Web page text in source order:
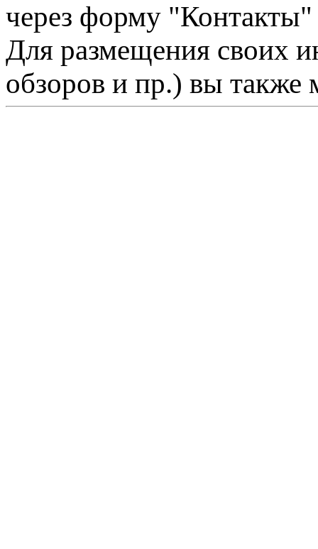
через форму "Контакты"
Для размещения своих
обзоров и пр.) вы также